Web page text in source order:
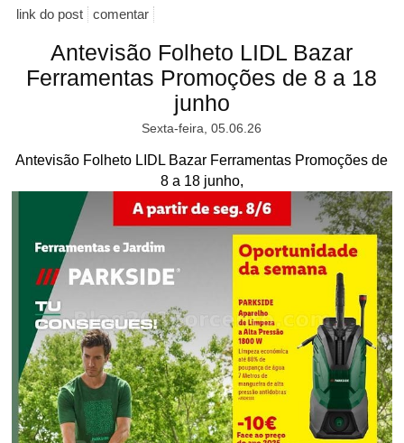
link do post comentar
Antevisão Folheto LIDL Bazar
Ferramentas Promoções de 8 a 18
junho
Sexta-feira, 05.06.26
Antevisão Folheto LIDL Bazar Ferramentas Promoções de
8 a 18 junho,